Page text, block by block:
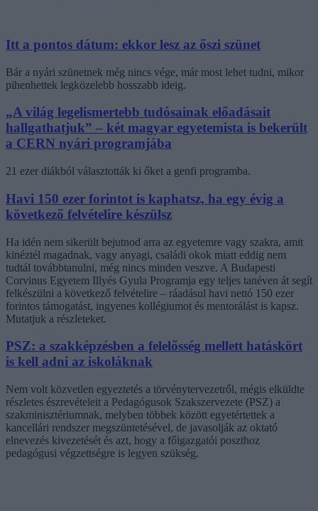
Itt a pontos dátum: ekkor lesz az őszi szünet
Bár a nyári szünetnek még nincs vége, már most lehet tudni, mikor
pihenhettek legközelebb hosszabb ideig.
„A világ legelismertebb tudósainak előadásait
hallgathatjuk” – két magyar egyetemista is bekerült
a CERN nyári programjába
21 ezer diákból választották ki őket a genfi programba.
Havi 150 ezer forintot is kaphatsz, ha egy évig a
következő felvételire készülsz
Ha idén nem sikerült bejutnod arra az egyetemre vagy szakra, amit
kinéztél magadnak, vagy anyagi, családi okok miatt eddig nem
tudtál továbbtanulni, még nincs minden veszve. A Budapesti
Corvinus Egyetem Illyés Gyula Programja egy teljes tanéven át segít
felkészülni a következő felvételire – ráadásul havi nettó 150 ezer
forintos támogatást, ingyenes kollégiumot és mentorálást is kapsz.
Mutatjuk a részleteket.
PSZ: a szakképzésben a felelősség mellett hatáskört
is kell adni az iskoláknak
Nem volt közvetlen egyeztetés a törvénytervezetről, mégis elküldte
részletes észrevételeit a Pedagógusok Szakszervezete (PSZ) a
szakminisztériumnak, melyben többek között egyetértettek a
kancellári rendszer megszüntetésével, de javasolják az oktató
elnevezés kivezetését és azt, hogy a főigazgatói poszthoz
pedagógusi végzettségre is legyen szükség.